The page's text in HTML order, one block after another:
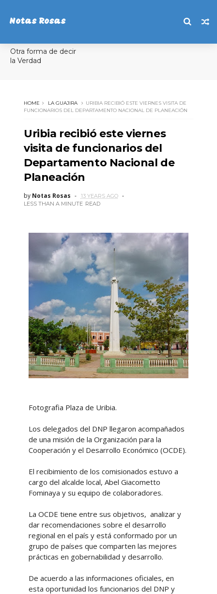
Notas Rosas
Otra forma de decir
la Verdad
HOME LA GUAJIRA
URIBIA RECIBIÓ ESTE VIERNES VISITA DE
FUNCIONARIOS DEL DEPARTAMENTO NACIONAL DE PLANEACIÓN
Uribia recibió este viernes
visita de funcionarios del
Departamento Nacional de
Planeación
by Notas Rosas
13 YEARS AGO
LESS THAN A MINUTE READ
Fotografia Plaza de Uribia.
Los delegados del DNP llegaron acompañados
de una misión de la Organización para la
Cooperación y el Desarrollo Económico (OCDE).
El recibimiento de los comisionados estuvo a
cargo del alcalde local, Abel Giacometto
Fominaya y su equipo de colaboradores.
La OCDE tiene entre sus objetivos, analizar y
dar recomendaciones sobre el desarrollo
regional en el país y está conformado por un
grupo de países que comparten las mejores
prácticas en gobernabilidad y desarrollo.
De acuerdo a las informaciones oficiales, en
esta oportunidad los funcionarios del DNP y